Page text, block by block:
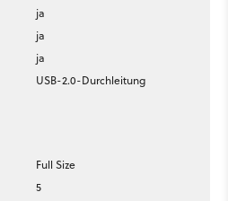
ja
ja
ja
USB-2.0-Durchleitung
Full Size
5